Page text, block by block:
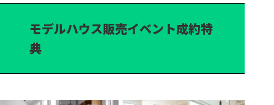
モデルハウス販売イベント成約特
典